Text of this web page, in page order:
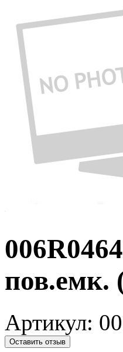
пов.емк.
Артикул:
Оставить отзыв